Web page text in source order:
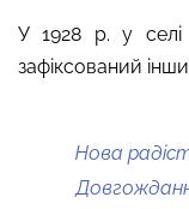
У 1928 р. у селі
зафіксований
Нова